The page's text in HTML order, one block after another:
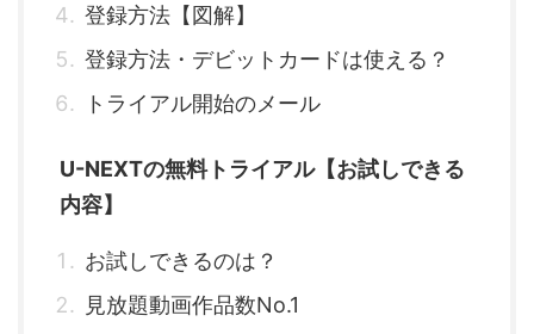
登録方法【図解】
登録方法・デビットカードは使える？
トライアル開始のメール
U-NEXTの無料トライアル【お試しできる
内容】
お試しできるのは？
見放題動画作品数No.1